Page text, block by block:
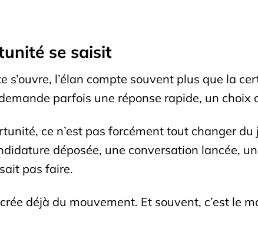
se saisit
s’ouvre, l’élan compte souvent plus que la
parfois une réponse rapide, un choix
ce n’est pas forcément tout changer
déposée, une conversation lancée,
pas faire.
déjà du mouvement. Et souvent, c’est le